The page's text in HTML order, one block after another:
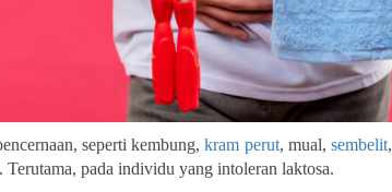
seperti kembung,kram perut, mual,sembelit
pada individu yang intoleran laktosa.